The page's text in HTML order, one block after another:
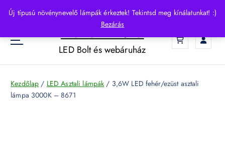
Új típusú növénynevelő lámpák érkeztek! Tekintsd meg kínálatunkat! :)
Bezárás
p
o
HelloLED.hu
LED Bolt és webáruház
Kezdőlap / LED Asztali lámpák / 3,6W LED fehér/ezüst asztali
lámpa 3000K – 8671